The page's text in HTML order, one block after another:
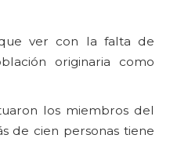
ver con la falta de
originaria como
los miembros del
de cien personas tiene